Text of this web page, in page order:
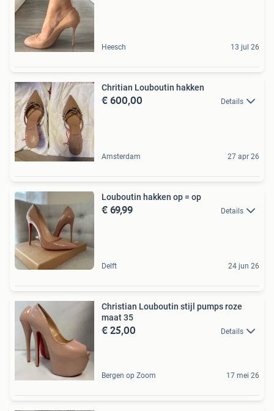
Heesch 13 jul 26
Chritian Louboutin hakken
€ 600,00 Details
Amsterdam 27 apr 26
Louboutin hakken op = op
€ 69,99 Details
Delft 24 jun 26
Christian Louboutin stijl pumps roze
maat 35
€ 25,00 Details
Bergen op Zoom 17 mei 26